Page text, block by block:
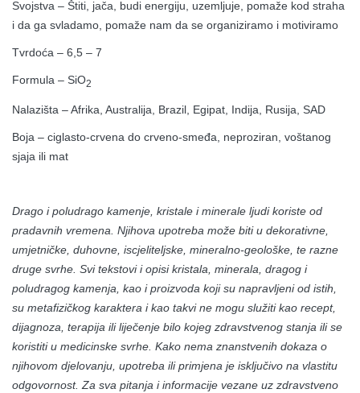
Svojstva – Štiti, jača, budi energiju, uzemljuje, pomaže kod straha
i da ga svladamo, pomaže nam da se organiziramo i motiviramo
Tvrdoća – 6,5 – 7
Formula – SiO2
Nalazišta – Afrika, Australija, Brazil, Egipat, Indija, Rusija, SAD
Boja – ciglasto-crvena do crveno-smeđa, neproziran, voštanog
sjaja ili mat
Drago i poludrago kamenje, kristale i minerale ljudi koriste od
pradavnih vremena. Njihova upotreba može biti u dekorativne,
umjetničke, duhovne, iscjeliteljske, mineralno-geološke, te razne
druge svrhe. Svi tekstovi i opisi kristala, minerala, dragog i
poludragog kamenja, kao i proizvoda koji su napravljeni od istih,
su metafizičkog karaktera i kao takvi ne mogu služiti kao recept,
dijagnoza, terapija ili liječenje bilo kojeg zdravstvenog stanja ili se
koristiti u medicinske svrhe. Kako nema znanstvenih dokaza o
njihovom djelovanju, upotreba ili primjena je isključivo na vlastitu
odgovornost. Za sva pitanja i informacije vezane uz zdravstveno